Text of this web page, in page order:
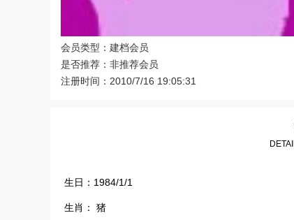
会员类型：建档会员
是否推荐：非推荐会员
注册时间：2010/7/16 19:05:31
生日：1984/1/1
生肖： 猪